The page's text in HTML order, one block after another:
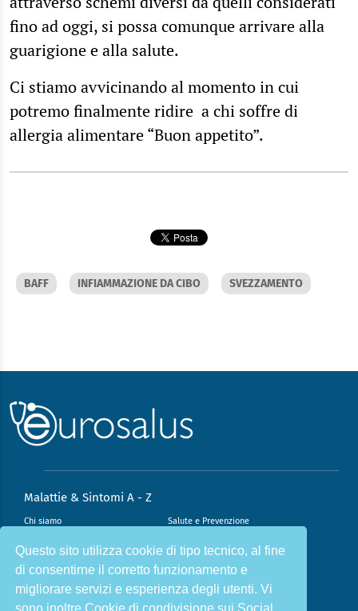
Questo sito utilizza cookie di tipo tecnico, al fine
di consentirne il corretto funzionamento e
migliorare servizi e esperienza degli utenti. Vi
sono inoltre Cookie di condivisione sui Social
fino ad oggi, si possa comunque arrivare alla
guarigione e alla salute.
Ci stiamo avvicinando al momento in cui
potremo finalmente ridire a chi soffre di
allergia alimentare “Buon appetito”.
BAFF INFIAMMAZIONE DA CIBO SVEZZAMENTO
Malattie & Sintomi A - Z
Chi siamo Salute e Prevenzione
Infiammazione e Allergia Direzione scientifica
Nutrizione e Stili di vita Sport e Benessere
Cookie Policy L’angolo del dottore